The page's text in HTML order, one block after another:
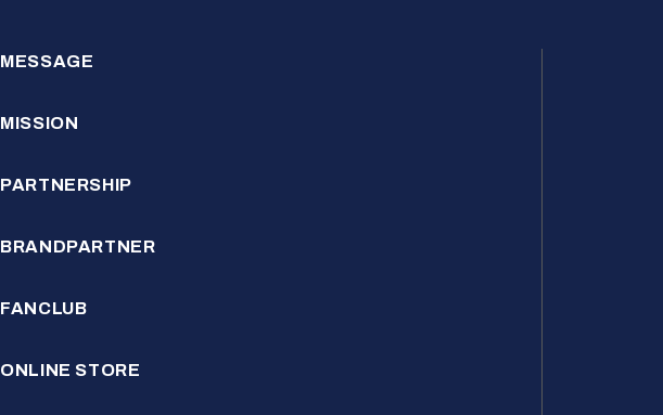
MESSAGE
MISSION
PARTNERSHIP
BRANDPARTNER
FANCLUB
ONLINE STORE